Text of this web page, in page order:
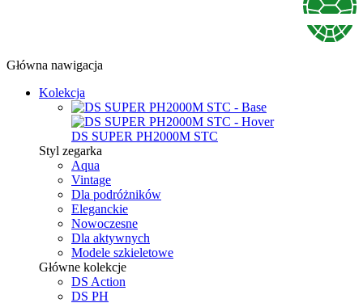
Główna nawigacja
Kolekcja
DS SUPER PH2000M STC
Styl zegarka
Aqua
Vintage
Dla podróżników
Eleganckie
Nowoczesne
Dla aktywnych
Modele szkieletowe
Główne kolekcje
DS Action
DS PH